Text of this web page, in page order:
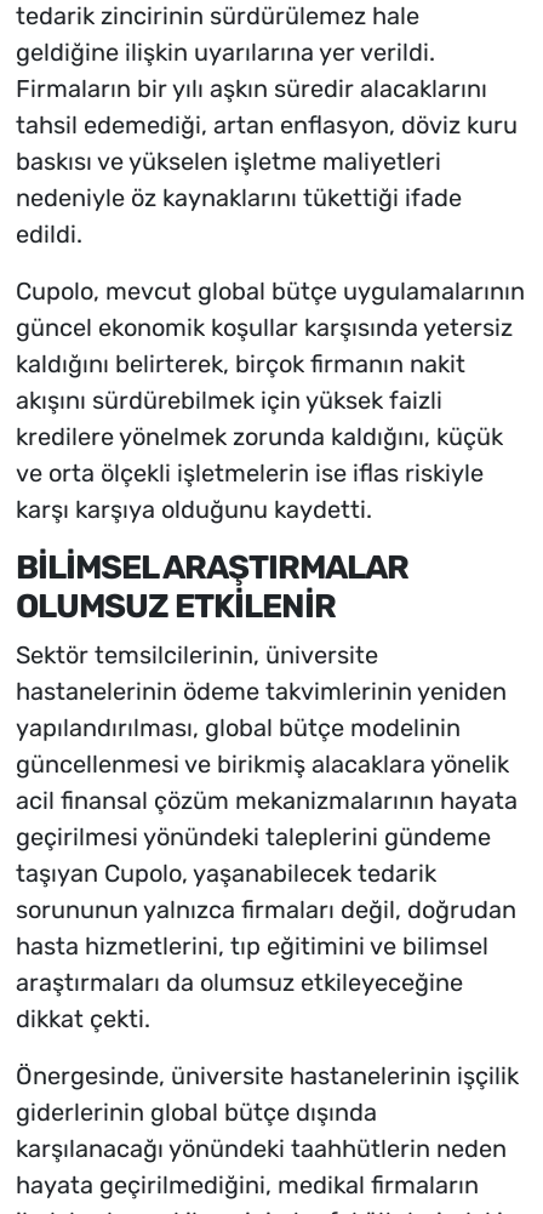
tedarik zincirinin sürdürülemez hale
geldiğine ilişkin uyarılarına yer verildi.
Firmaların bir yılı aşkın süredir alacaklarını
tahsil edemediği, artan enflasyon, döviz kuru
baskısı ve yükselen işletme maliyetleri
nedeniyle öz kaynaklarını tükettiği ifade
edildi.
Cupolo, mevcut global bütçe uygulamalarının
güncel ekonomik koşullar karşısında yetersiz
kaldığını belirterek, birçok firmanın nakit
akışını sürdürebilmek için yüksek faizli
kredilere yönelmek zorunda kaldığını, küçük
ve orta ölçekli işletmelerin ise iflas riskiyle
karşı karşıya olduğunu kaydetti.
BİLİMSEL ARAŞTIRMALAR
OLUMSUZ ETKİLENİR
Sektör temsilcilerinin, üniversite
hastanelerinin ödeme takvimlerinin yeniden
yapılandırılması, global bütçe modelinin
güncellenmesi ve birikmiş alacaklara yönelik
acil finansal çözüm mekanizmalarının hayata
geçirilmesi yönündeki taleplerini gündeme
taşıyan Cupolo, yaşanabilecek tedarik
sorununun yalnızca firmaları değil, doğrudan
hasta hizmetlerini, tıp eğitimini ve bilimsel
araştırmaları da olumsuz etkileyeceğine
dikkat çekti.
Önergesinde, üniversite hastanelerinin işçilik
giderlerinin global bütçe dışında
karşılanacağı yönündeki taahhütlerin neden
hayata geçirilmediğini, medikal firmaların